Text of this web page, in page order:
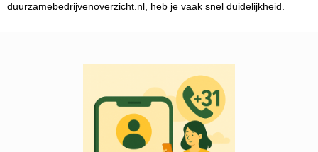
duurzamebedrijvenoverzicht.nl, heb je vaak snel duidelijkheid.